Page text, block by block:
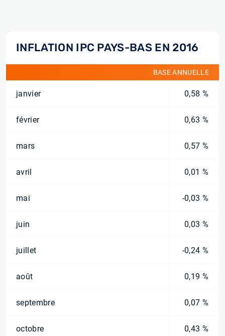
INFLATION IPC PAYS-BAS EN 2016
BASE ANNUELLE
janvier 0,58 %
février 0,63 %
mars 0,57 %
avril 0,01 %
mai -0,03 %
juin 0,03 %
juillet -0,24 %
août 0,19 %
septembre 0,07 %
octobre 0,43 %